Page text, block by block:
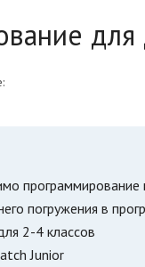
программирование
погружения в
2-4 классов
Junior